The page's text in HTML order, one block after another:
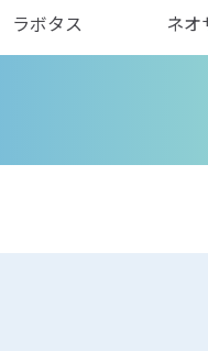
ラボタス ネオ